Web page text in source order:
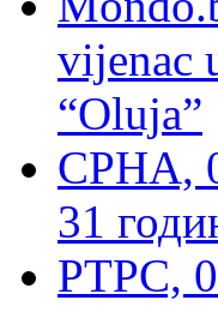
vijenac
“Oluja”
СРНА,
31
РТРС,